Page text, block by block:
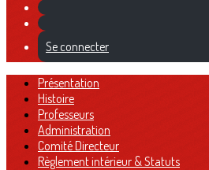
Se connecter
Présentation
Histoire
Professeurs
Administration
Comité Directeur
Règlement intérieur & Statuts